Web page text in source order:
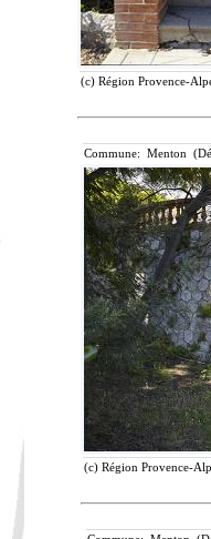
(c) Région Provence-
Commune: Menton
(c) Région Provence-